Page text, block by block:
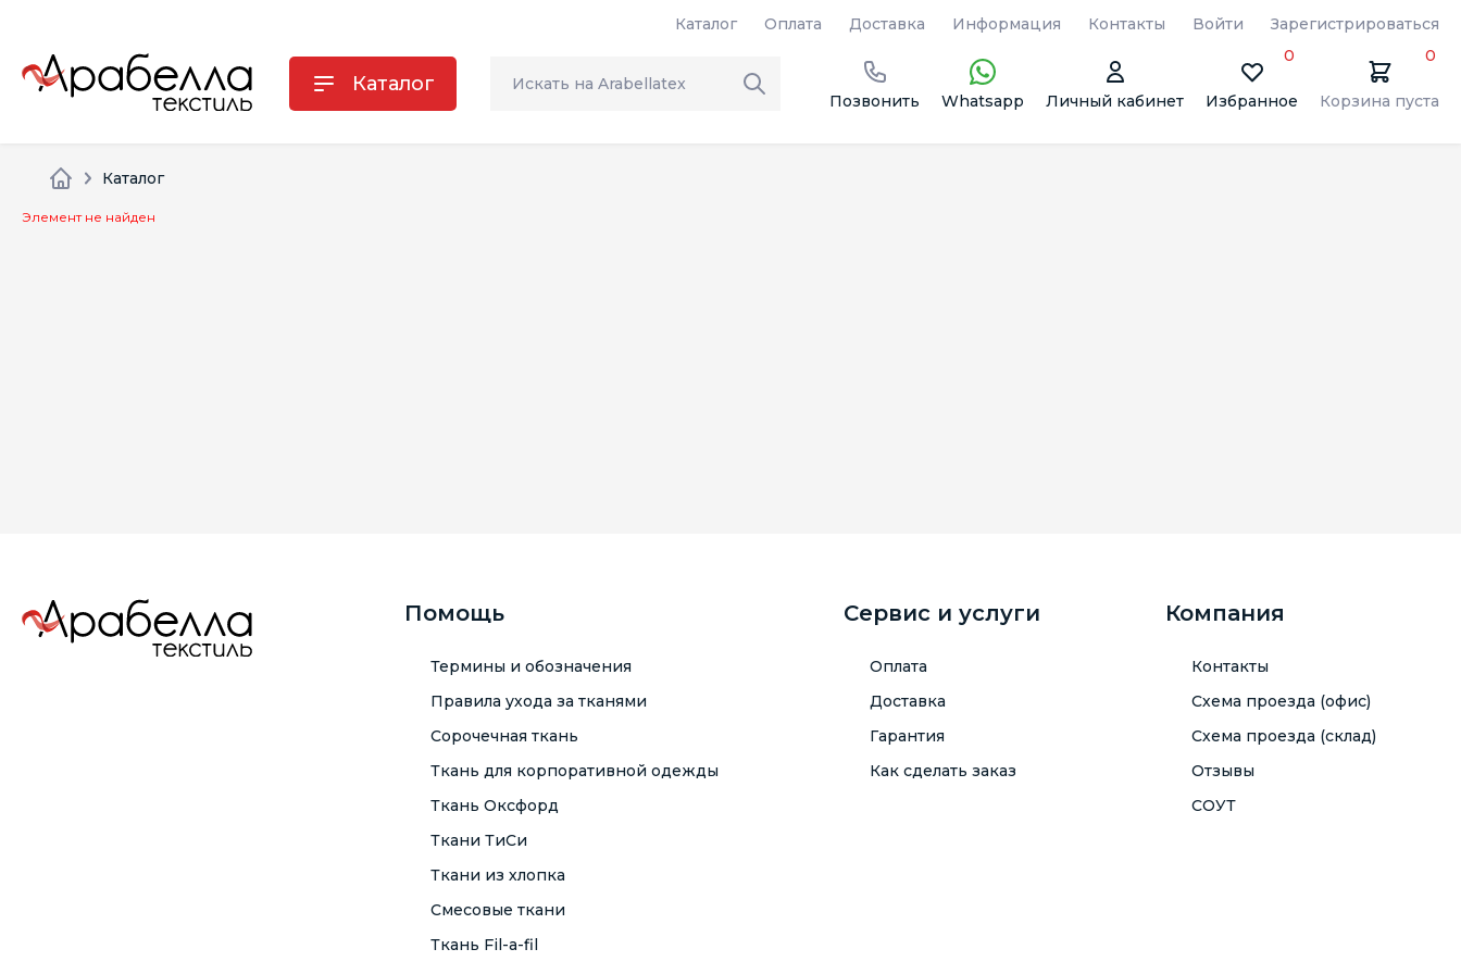
Каталог Оплата Доставка Информация Контакты Войти Зарегистрироваться
Каталог
Позвонить Whatsapp Личный кабинет Избранное
0
Корзина пуста
0
Каталог
Элемент не найден
Помощь
Термины и обозначения
Правила ухода за тканями
Сорочечная ткань
Ткань для корпоративной одежды
Ткань Оксфорд
Ткани ТиСи
Ткани из хлопка
Смесовые ткани
Ткань Fil-a-fil
Сервис и услуги
Оплата
Доставка
Гарантия
Как сделать заказ
Компания
Контакты
Схема проезда (офис)
Схема проезда (склад)
Отзывы
СОУТ